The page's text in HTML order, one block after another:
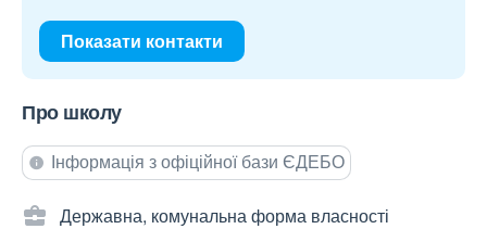
Показати контакти
Про школу
Інформація з офіційної бази ЄДЕБО
Державна, комунальна форма власності